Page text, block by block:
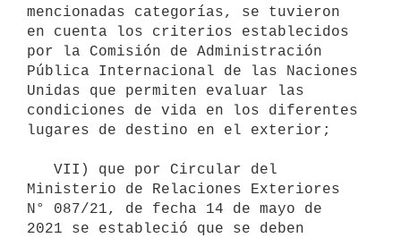
mencionadas categorías, se tuvieron
en cuenta los criterios establecidos
por la Comisión de Administración
Pública Internacional de las Naciones
Unidas que permiten evaluar las
condiciones de vida en los diferentes
lugares de destino en el exterior;
Ministerio de Relaciones Exteriores
N° 087/21, de fecha 14 de mayo de
2021 se estableció que se deben